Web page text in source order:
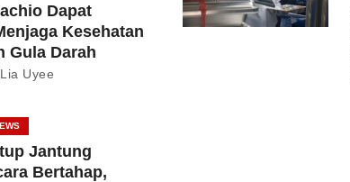
Dapat
Kesehatan
Gula Darah
Lia Uyee
Jantung
Bertahap,